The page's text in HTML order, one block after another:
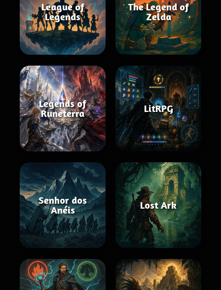
League of
Legends
The Legend of
Zelda
Legends of
Runeterra
LitRPG
Senhor dos
Anéis
Lost Ark